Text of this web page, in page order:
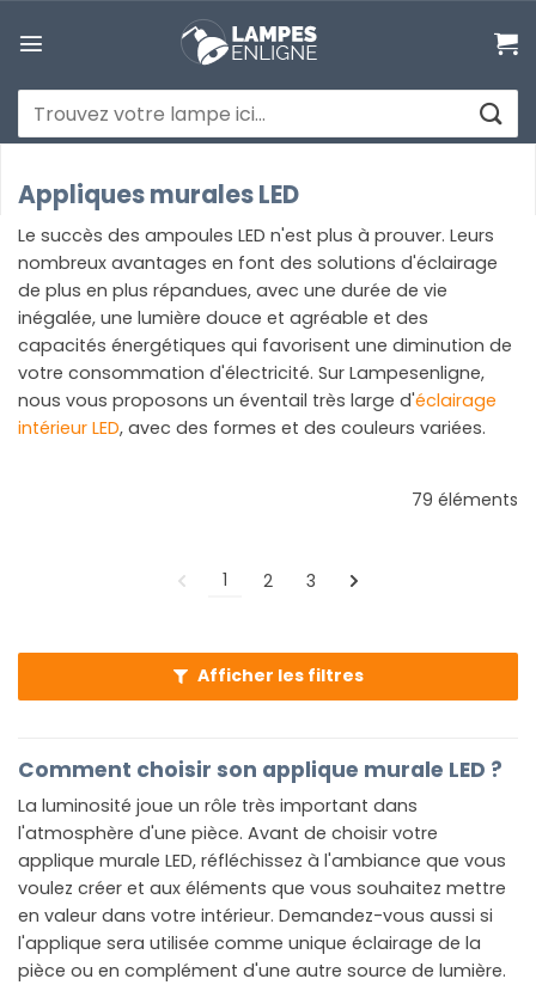
au
Recherche
pour :
Appliques murales LED
Le succès des ampoules LED n'est plus à prouver. Leurs
nombreux avantages en font des solutions d'éclairage
de plus en plus répandues, avec une durée de vie
inégalée, une lumière douce et agréable et des
capacités énergétiques qui favorisent une diminution de
votre consommation d'électricité. Sur Lampesenligne,
nous vous proposons un éventail très large d'éclairage
intérieur LED, avec des formes et des couleurs variées.
79 éléments
1 2 3
Afficher les filtres
Comment choisir son applique murale LED ?
La luminosité joue un rôle très important dans
l'atmosphère d'une pièce. Avant de choisir votre
applique murale LED, réfléchissez à l'ambiance que vous
voulez créer et aux éléments que vous souhaitez mettre
en valeur dans votre intérieur. Demandez-vous aussi si
l'applique sera utilisée comme unique éclairage de la
pièce ou en complément d'une autre source de lumière.